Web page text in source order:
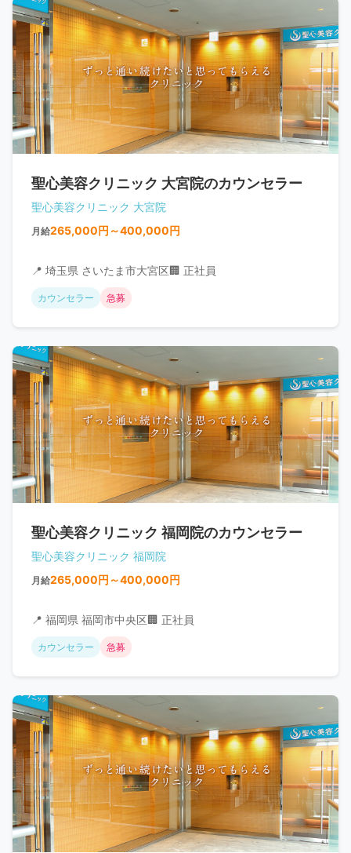
聖心美容クリニック 大宮院のカウンセラー
聖心美容クリニック 大宮院
月給265,000円～400,000円
📍 埼玉県 さいたま市大宮区🏢 正社員
カウンセラー 急募
聖心美容クリニック 福岡院のカウンセラー
聖心美容クリニック 福岡院
月給265,000円～400,000円
📍 福岡県 福岡市中央区🏢 正社員
カウンセラー 急募